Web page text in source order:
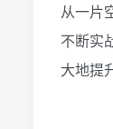
从一片
不断实
大地提